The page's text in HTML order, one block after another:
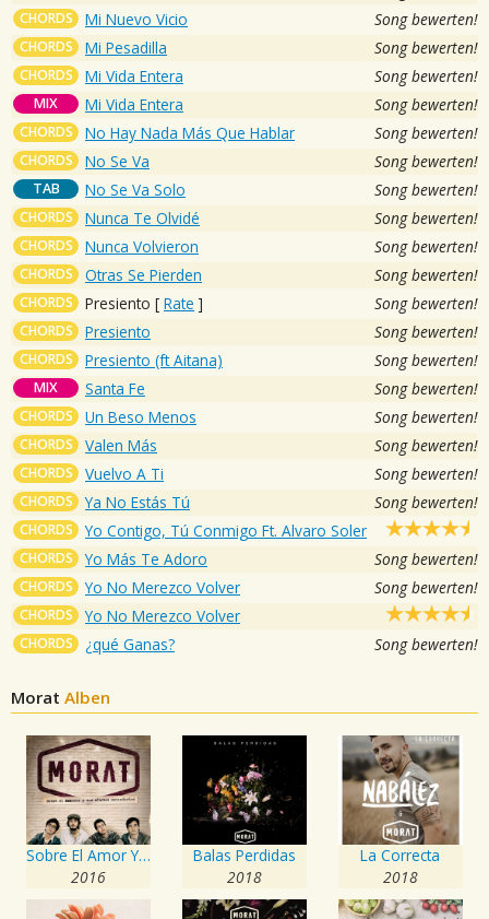
CHORDS Mi Nuevo Vicio Song bewerten!
CHORDS Mi Pesadilla Song bewerten!
CHORDS Mi Vida Entera Song bewerten!
MIX Mi Vida Entera Song bewerten!
CHORDS No Hay Nada Más Que Hablar Song bewerten!
CHORDS No Se Va Song bewerten!
TAB No Se Va Solo Song bewerten!
CHORDS Nunca Te Olvidé Song bewerten!
CHORDS Nunca Volvieron Song bewerten!
CHORDS Otras Se Pierden Song bewerten!
CHORDS Presiento [ Rate ] Song bewerten!
CHORDS Presiento Song bewerten!
CHORDS Presiento (ft Aitana) Song bewerten!
MIX Santa Fe Song bewerten!
CHORDS Un Beso Menos Song bewerten!
CHORDS Valen Más Song bewerten!
CHORDS Vuelvo A Ti Song bewerten!
CHORDS Ya No Estás Tú Song bewerten!
CHORDS Yo Contigo, Tú Conmigo Ft. Alvaro Soler
CHORDS Yo Más Te Adoro Song bewerten!
CHORDS Yo No Merezco Volver Song bewerten!
CHORDS Yo No Merezco Volver
CHORDS ¿qué Ganas? Song bewerten!
Morat Alben
Sobre El Amor Y Sus Efectos Secundarios
2016
Balas Perdidas
2018
La Correcta
2018